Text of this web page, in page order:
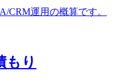
CRM運用の概算です。
もり